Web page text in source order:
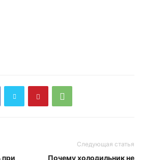
при
Следующая статья
Почему холодильник не